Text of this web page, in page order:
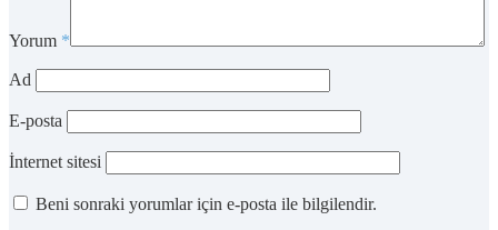
Yorum *
Ad
E-posta
İnternet sitesi
Beni sonraki yorumlar için e-posta ile bilgilendir.